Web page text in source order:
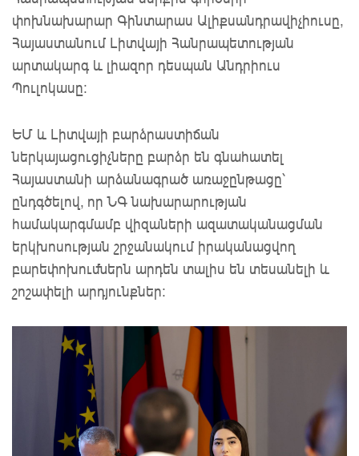
փոխնախարար Գինտարաս Ալիքսանդրավիչիուսը,
Հայաստանում Լիտվայի Հանրապետության
արտակարգ և լիազոր դեսպան Անդրիուս
Պուլոկասը։
ԵՄ և Լիտվայի բարձրաստիճան
ներկայացուցիչները բարձր են գնահատել
Հայաստանի արձանագրած առաջընթացը՝
ընդգծելով, որ ՆԳ նախարարության
համակարգմամբ վիզաների ազատականացման
երկխոսության շրջանակում իրականացվող
բարեփոխումներն արդեն տալիս են տեսանելի և
շոշափելի արդյունքներ։